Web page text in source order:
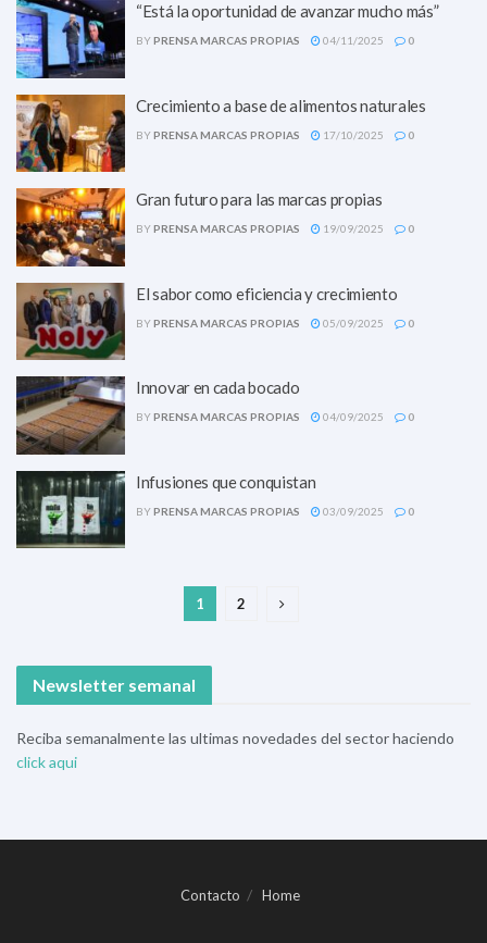
“Está la oportunidad de avanzar mucho más”
BYPRENSA MARCAS PROPIAS 04/11/2025 0
Crecimiento a base de alimentos naturales
BYPRENSA MARCAS PROPIAS 17/10/2025 0
Gran futuro para las marcas propias
BYPRENSA MARCAS PROPIAS 19/09/2025 0
El sabor como eficiencia y crecimiento
BYPRENSA MARCAS PROPIAS 05/09/2025 0
Innovar en cada bocado
BYPRENSA MARCAS PROPIAS 04/09/2025 0
Infusiones que conquistan
BYPRENSA MARCAS PROPIAS 03/09/2025 0
1 2
Newsletter semanal
Reciba semanalmente las ultimas novedades del sector haciendo
click aqui
Contacto Home